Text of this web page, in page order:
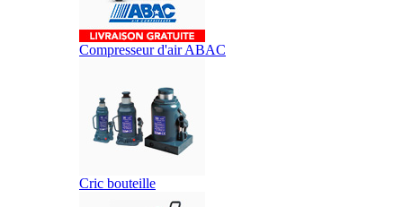
Compresseur d'air ABAC
Cric bouteille